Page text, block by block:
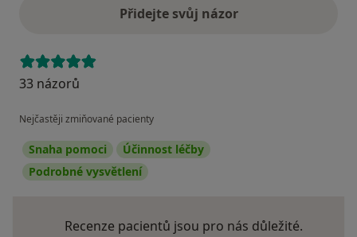
Přidejte svůj názor
33 názorů
Nejčastěji zmiňované pacienty
Snaha pomoci
Účinnost léčby
Podrobné vysvětlení
Recenze pacientů jsou pro nás důležité.